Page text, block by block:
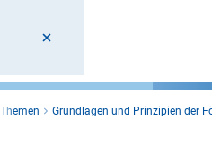
Grundlagen und Prinzipien der